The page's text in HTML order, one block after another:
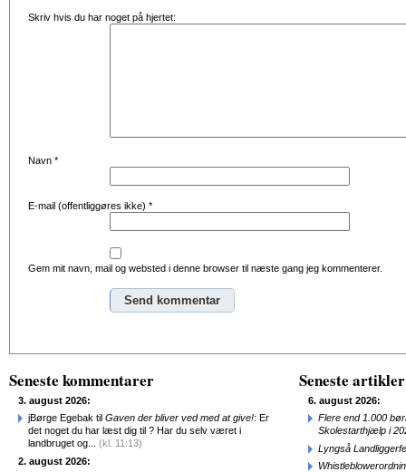
Skriv hvis du har noget på hjertet:
Navn *
E-mail (offentliggøres ikke) *
Gem mit navn, mail og websted i denne browser til næste gang jeg kommenterer.
Seneste kommentarer
3. august 2026:
jBørge Egebak til Gaven der bliver ved med at give!: Er
det noget du har læst dig til ? Har du selv været i
landbruget og... (kl. 11:13)
2. august 2026:
Seneste artikler
6. august 2026:
Flere end 1.000
Skolestarthjælp i
Lyngså